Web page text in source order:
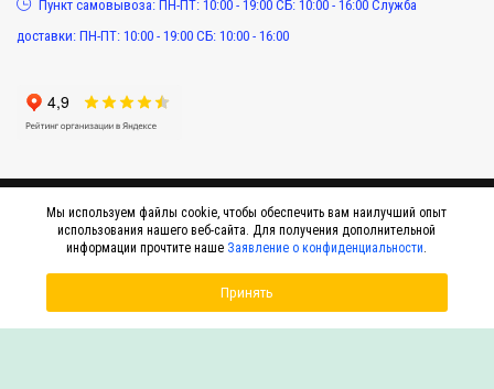
Пункт самовывоза: ПН-ПТ: 10:00 - 19:00 СБ: 10:00 - 16:00 Служба
доставки: ПН-ПТ: 10:00 - 19:00 СБ: 10:00 - 16:00
© 2015-2026 Интернет-магазин оригинальных аксессуаров к наручным часам
Мы используем файлы cookie, чтобы обеспечить вам наилучший опыт
использования нашего веб-сайта. Для получения дополнительной
информации прочтите наше Заявление о конфиденциальности.
Принять